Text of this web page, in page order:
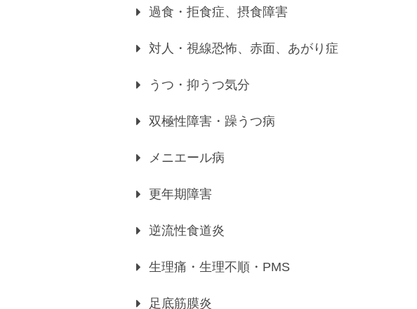
過食・拒食症、摂食障害
対人・視線恐怖、赤面、あがり症
うつ・抑うつ気分
双極性障害・躁うつ病
メニエール病
更年期障害
逆流性食道炎
生理痛・生理不順・PMS
足底筋膜炎